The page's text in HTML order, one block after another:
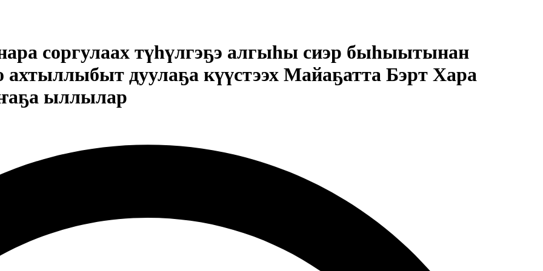
соргулаах түһүлгэҕэ алгыһы сиэр быһыытынан
ахтыллыбыт дуулаҕа күүстээх Майаҕатта Бэрт Хара
ыллылар